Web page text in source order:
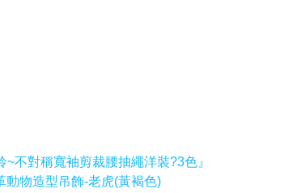
不對稱寬袖剪裁腰抽繩洋裝?3色』
動物造型吊飾-老虎(黃褐色)